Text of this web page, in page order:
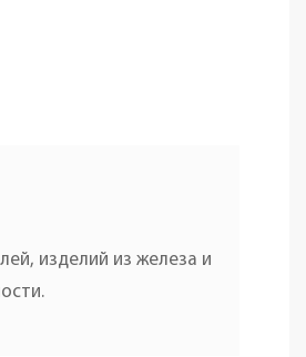
изделий из железа и